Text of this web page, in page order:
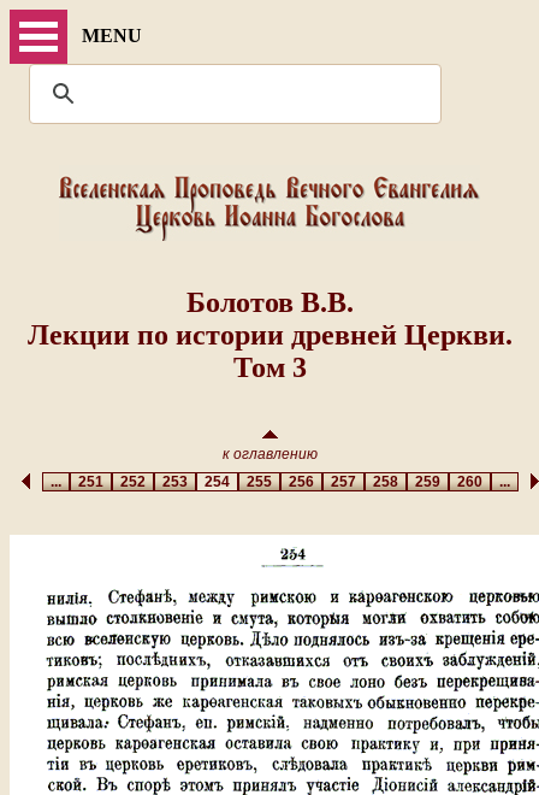
MENU
Болотов В.В.
Лекции по истории древней Церкви.
Том 3
к оглавлению
...251252253 254 255256257258259260...